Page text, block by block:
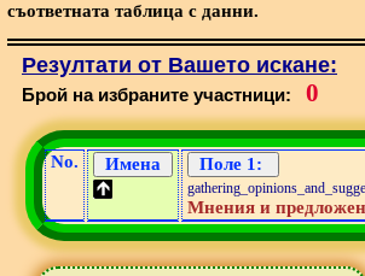
съответната таблица с данни.
Резултати от Вашето искане:
Брой на избраните участници: 0
No.
Мнения и